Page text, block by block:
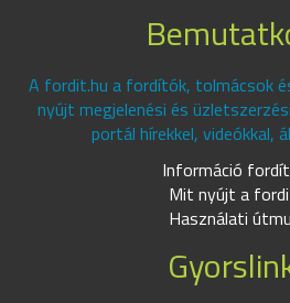
A fordit.hu a fordítók, tolmácsok
nyújt megjelenési és
portál hírekkel, videókkal,
Információ
Mit nyújt a
Használati